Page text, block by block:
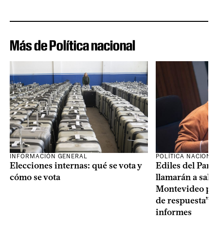
Más de Política nacional
INFORMACIÓN GENERAL
Elecciones internas: qué se vota y
cómo se vota
POLÍTICA
Ediles del
llamarán a sala
Montevideo
de respuesta”
informes